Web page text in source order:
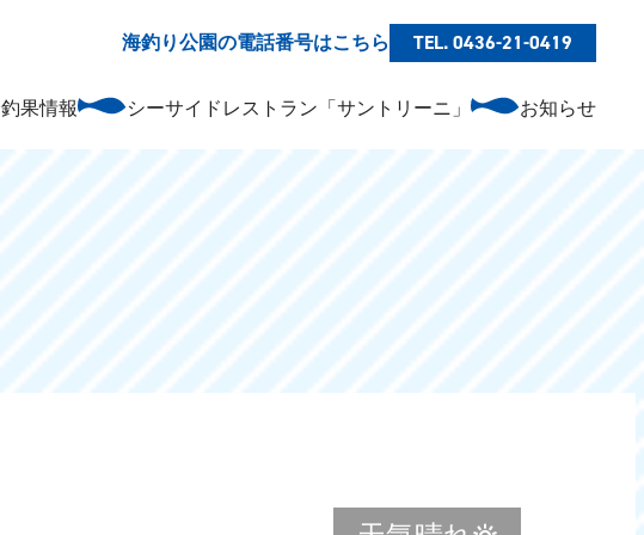
海釣り公園の電話番号はこちら TEL. 0436-21-0419
釣果情報 シーサイドレストラン「サントリーニ」 お知らせ